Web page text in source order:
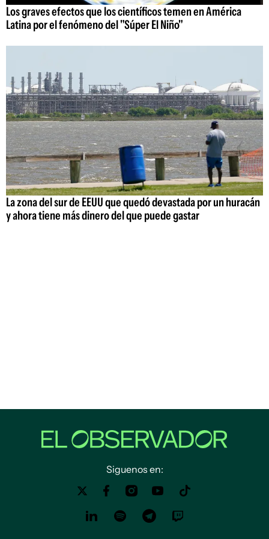
Los graves efectos que los científicos temen en América
Latina por el fenómeno del "Súper El Niño"
La zona del sur de EEUU que quedó devastada por un huracán
y ahora tiene más dinero del que puede gastar
Siguenos en: